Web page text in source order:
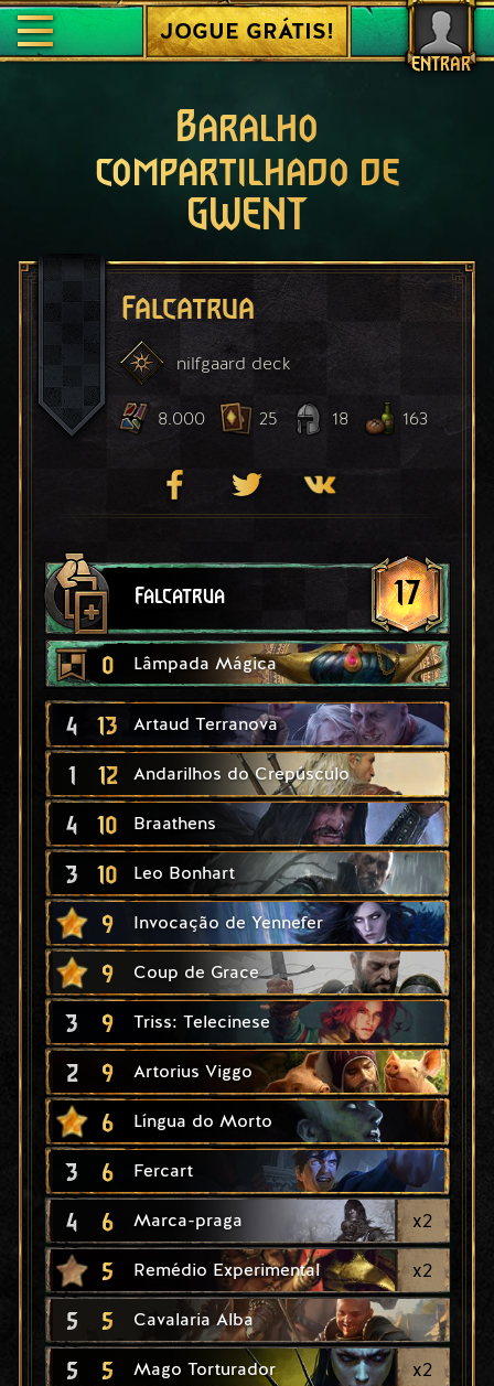
ENTRAR
JOGUE GRÁTIS!
Baralho
compartilhado de
GWENT
Falcatrua
nilfgaard deck
8.000 25 18 163
Falcatrua 17
0 Lâmpada Mágica
4 13 Artaud Terranova
1 12 Andarilhos do Crepúsculo
4 10 Braathens
3 10 Leo Bonhart
9 Invocação de Yennefer
9 Coup de Grace
3 9 Triss: Telecinese
2 9 Artorius Viggo
6 Língua do Morto
3 6 Fercart
4 6 Marca-praga x2
5 Remédio Experimental x2
5 5 Cavalaria Alba
5 5 Mago Torturador x2